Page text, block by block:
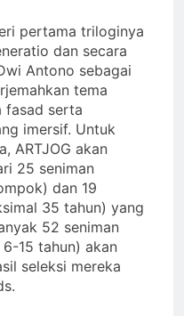
pertama triloginya
dan secara
Antono sebagai
tema
fasad serta
imersif. Untuk
ARTJOG akan
25 seniman
dan 19
35 tahun) yang
52 seniman
15 tahun) akan
seleksi mereka